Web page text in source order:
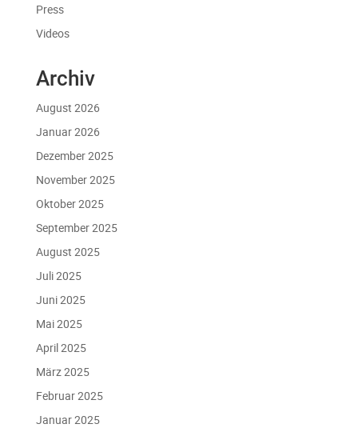
Press
Videos
Archiv
August 2026
Januar 2026
Dezember 2025
November 2025
Oktober 2025
September 2025
August 2025
Juli 2025
Juni 2025
Mai 2025
April 2025
März 2025
Februar 2025
Januar 2025